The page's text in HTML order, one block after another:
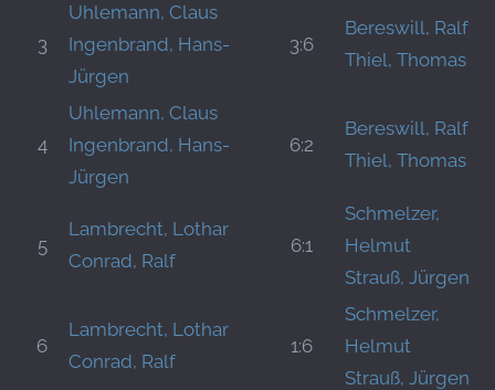
3
Uhlemann, Claus
Ingenbrand, Hans-
Jürgen
3:6
Bereswill, Ralf
Thiel, Thomas
4
Uhlemann, Claus
Ingenbrand, Hans-
Jürgen
6:2
Bereswill, Ralf
Thiel, Thomas
5
Lambrecht, Lothar
Conrad, Ralf
6:1
Schmelzer,
Helmut
Strauß, Jürgen
6
Lambrecht, Lothar
Conrad, Ralf
1:6
Schmelzer,
Helmut
Strauß, Jürgen